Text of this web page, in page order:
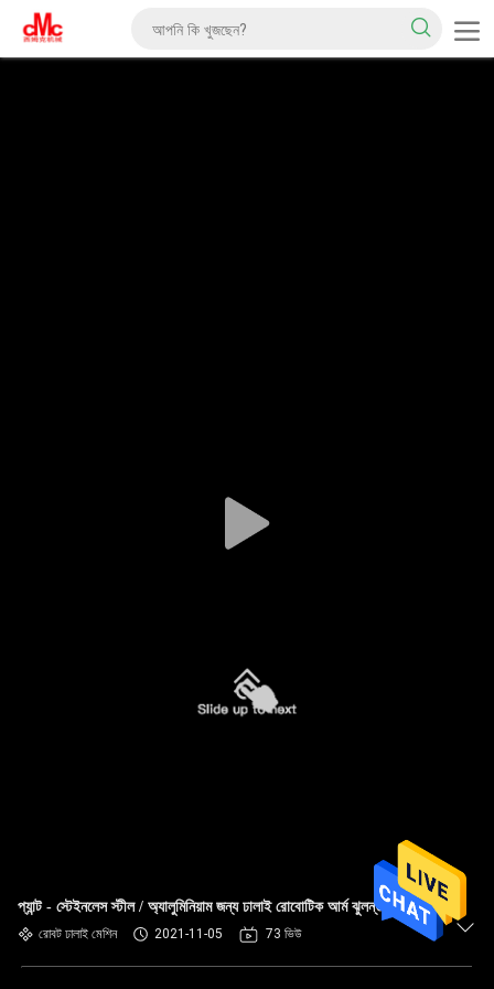
প্যান্ট - স্টেইনলেস স্টীল / অ্যালুমিনিয়াম জন্য ঢালাই রোবোটিক আর্ম ঝুলন্ত
রোবট ঢালাই মেশিন 2021-11-05 73 ভিউ